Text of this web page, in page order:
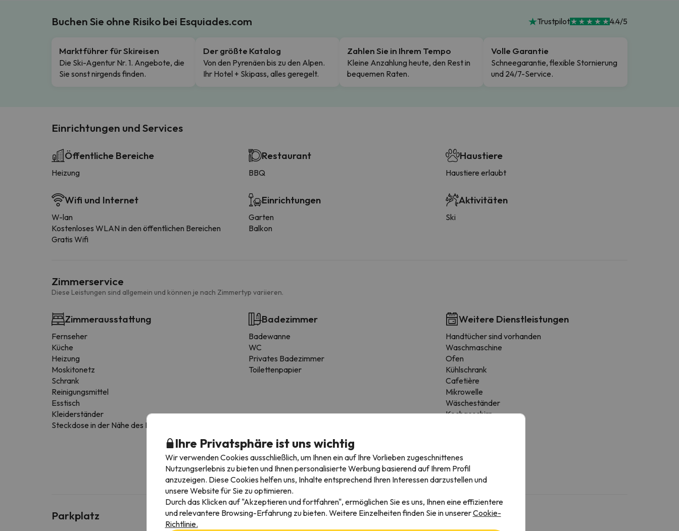
Buchen Sie ohne Risiko bei Esquiades.com Trustpilot 4.4/5
Marktführer für Skireisen
Die Ski-Agentur Nr. 1. Angebote, die
Sie sonst nirgends finden.
Der größte Katalog
Von den Pyrenäen bis zu den Alpen.
Ihr Hotel + Skipass, alles geregelt.
Zahlen Sie in Ihrem Tempo
Kleine Anzahlung heute, den Rest in
bequemen Raten.
Volle Garantie
Schneegarantie, flexible Stornierung
und 24/7-Service.
Einrichtungen und Services
Öffentliche Bereiche
Heizung
Wifi und Internet
W-lan
Kostenloses WLAN in den öffentlichen Bereichen
Gratis Wifi
Restaurant
BBQ
Einrichtungen
Garten
Balkon
Haustiere
Haustiere erlaubt
Aktivitäten
Ski
Zimmerservice
Diese Leistungen sind allgemein und können je nach Zimmertyp variieren.
Zimmerausstattung
Fernseher
Küche
Heizung
Moskitonetz
Schrank
Reinigungsmittel
Esstisch
Kleiderständer
Steckdose in der Nähe des Bettes
Badezimmer
Badewanne
WC
Privates Badezimmer
Toilettenpapier
Weitere Dienstleistungen
Handtücher sind vorhanden
Waschmaschine
Ofen
Kühlschrank
Cafetière
Mikrowelle
Wäscheständer
Kochgeschirr
Parkplatz
Ihre Privatsphäre ist uns wichtig
Wir verwenden Cookies ausschließlich, um Ihnen ein auf Ihre Vorlieben zugeschnittenes
Nutzungserlebnis zu bieten und Ihnen personalisierte Werbung basierend auf Ihrem Profil
anzuzeigen. Diese Cookies helfen uns, Inhalte entsprechend Ihren Interessen darzustellen und
unsere Website für Sie zu optimieren.
Durch das Klicken auf "Akzeptieren und fortfahren", ermöglichen Sie es uns, Ihnen eine effizientere
und relevantere Browsing-Erfahrung zu bieten. Weitere Einzelheiten finden Sie in unsererCookie-
Richtlinie.